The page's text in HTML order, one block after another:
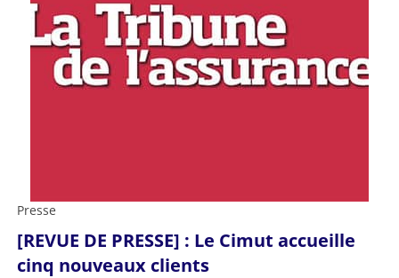
Presse
[REVUE DE PRESSE] : Le Cimut accueille
cinq nouveaux clients